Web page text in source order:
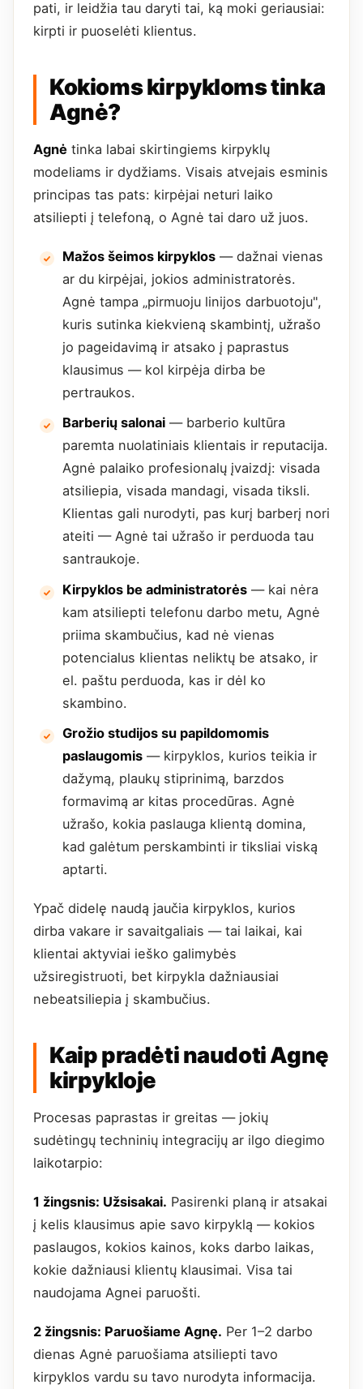
pati, ir leidžia tau daryti tai, ką moki geriausiai:
kirpti ir puoselėti klientus.
Kokioms kirpykloms tinka
Agnė?
Agnė tinka labai skirtingiems kirpyklų
modeliams ir dydžiams. Visais atvejais esminis
principas tas pats: kirpėjai neturi laiko
atsiliepti į telefoną, o Agnė tai daro už juos.
Mažos šeimos kirpyklos — dažnai vienas
ar du kirpėjai, jokios administratorės.
Agnė tampa „pirmuoju linijos darbuotoju",
kuris sutinka kiekvieną skambintį, užrašo
jo pageidavimą ir atsako į paprastus
klausimus — kol kirpėja dirba be
pertraukos.
Barberių salonai — barberio kultūra
paremta nuolatiniais klientais ir reputacija.
Agnė palaiko profesionalų įvaizdį: visada
atsiliepia, visada mandagi, visada tiksli.
Klientas gali nurodyti, pas kurį barberį nori
ateiti — Agnė tai užrašo ir perduoda tau
santraukoje.
Kirpyklos be administratorės — kai nėra
kam atsiliepti telefonu darbo metu, Agnė
priima skambučius, kad nė vienas
potencialus klientas neliktų be atsako, ir
el. paštu perduoda, kas ir dėl ko
skambino.
Grožio studijos su papildomomis
paslaugomis — kirpyklos, kurios teikia ir
dažymą, plaukų stiprinimą, barzdos
formavimą ar kitas procedūras. Agnė
užrašo, kokia paslauga klientą domina,
kad galėtum perskambinti ir tiksliai viską
aptarti.
Ypač didelę naudą jaučia kirpyklos, kurios
dirba vakare ir savaitgaliais — tai laikai, kai
klientai aktyviai ieško galimybės
užsiregistruoti, bet kirpykla dažniausiai
nebeatsiliepia į skambučius.
Kaip pradėti naudoti Agnę
kirpykloje
Procesas paprastas ir greitas — jokių
sudėtingų techninių integracijų ar ilgo diegimo
laikotarpio:
1 žingsnis: Užsisakai. Pasirenki planą ir atsakai
į kelis klausimus apie savo kirpyklą — kokios
paslaugos, kokios kainos, koks darbo laikas,
kokie dažniausi klientų klausimai. Visa tai
naudojama Agnei paruošti.
2 žingsnis: Paruošiame Agnę. Per 1–2 darbo
dienas Agnė paruošiama atsiliepti tavo
kirpyklos vardu su tavo nurodyta informacija.